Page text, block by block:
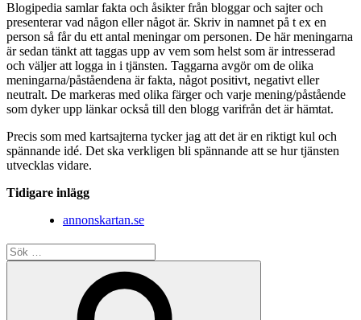
Blogipedia samlar fakta och åsikter från bloggar och sajter och
presenterar vad någon eller något är. Skriv in namnet på t ex en
person så får du ett antal meningar om personen. De här meningarna
är sedan tänkt att taggas upp av vem som helst som är intresserad
och väljer att logga in i tjänsten. Taggarna avgör om de olika
meningarna/påståendena är fakta, något positivt, negativt eller
neutralt. De markeras med olika färger och varje mening/påstående
som dyker upp länkar också till den blogg varifrån det är hämtat.
Precis som med kartsajterna tycker jag att det är en riktigt kul och
spännande idé. Det ska verkligen bli spännande att se hur tjänsten
utvecklas vidare.
Tidigare inlägg
annonskartan.se
Sök
efter: